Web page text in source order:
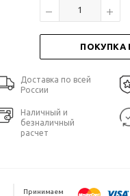
ПОКУПКА
Доставка по всей
России
Наличный и
безналичный
расчет
Принимаем